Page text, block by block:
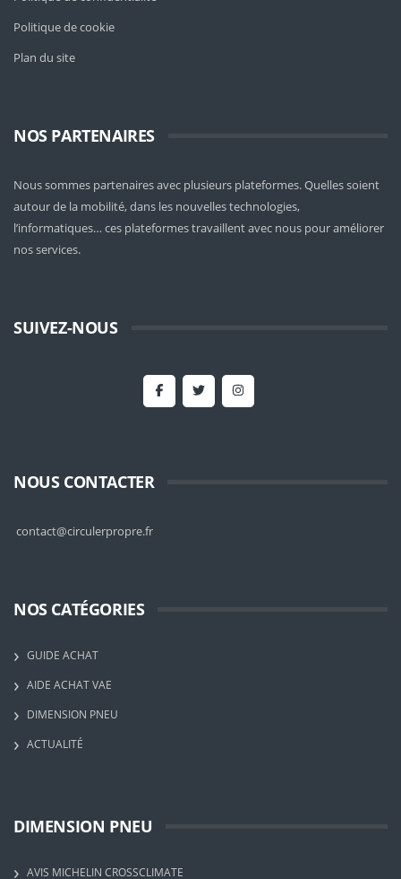
Politique de cookie
Plan du site
NOS PARTENAIRES
Nous sommes partenaires avec plusieurs plateformes. Quelles soient
autour de la mobilité, dans les nouvelles technologies,
l’informatiques… ces plateformes travaillent avec nous pour améliorer
nos services.
SUIVEZ-NOUS
NOUS CONTACTER
contact@circulerpropre.fr
NOS CATÉGORIES
GUIDE ACHAT
AIDE ACHAT VAE
DIMENSION PNEU
ACTUALITÉ
DIMENSION PNEU
AVIS MICHELIN CROSSCLIMATE